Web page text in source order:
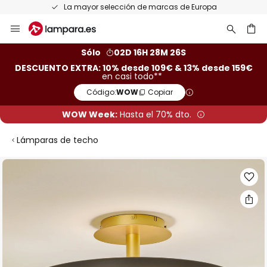
La mayor selección de marcas de Europa
al
Sólo
02D 16H 28M 26S
DESCUENTO EXTRA: 10% desde 109€ & 13% desde 159€
en casi todo**
Código:WOW Copiar
WOW Week: Hasta el 70% dto.
Lámparas de techo
Saltar